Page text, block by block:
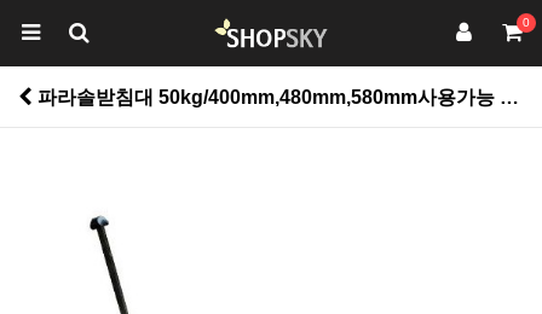
0
파라솔받침대 50kg/400mm,480mm,580mm사용가능 > 펜션용품